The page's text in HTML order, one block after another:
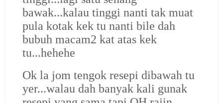
bawak...kalau tinggi nanti tak muat
pula kotak kek tu nanti bile dah
bubuh macam2 kat atas kek
tu...hehehe
Ok la jom tengok resepi dibawah tu
yer...walau dah banyak kali gunak